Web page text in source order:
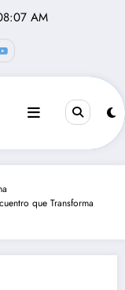
AM
que Transforma